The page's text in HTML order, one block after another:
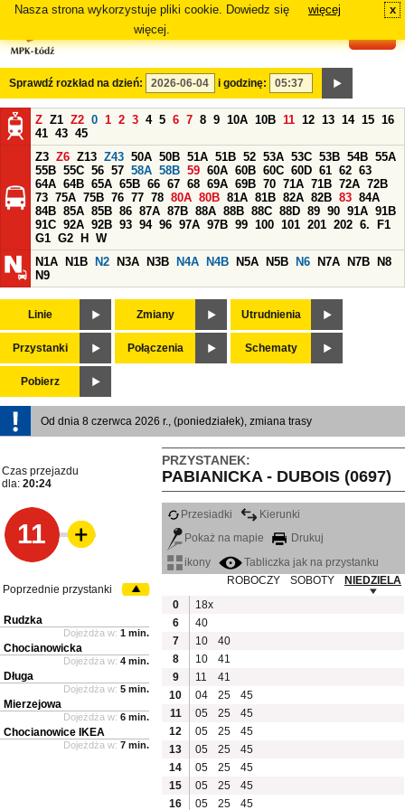
Nasza strona wykorzystuje pliki cookie. Dowiedz się
więcej.
więcej x
Sprawdź rozkład na dzień: i godzinę:
Z Z1 Z2 0 1 2 3 4 5 6 7 8 9 10A 10B 11 12 13 14 15 16
41 43 45
Z3 Z6 Z13 Z43 50A 50B 51A 51B 52 53A 53C 53B 54B 55A
55B 55C 56 57 58A 58B 59 60A 60B 60C 60D 61 62 63
64A 64B 65A 65B 66 67 68 69A 69B 70 71A 71B 72A 72B
73 75A 75B 76 77 78 80A 80B 81A 81B 82A 82B 83 84A
84B 85A 85B 86 87A 87B 88A 88B 88C 88D 89 90 91A 91B
91C 92A 92B 93 94 96 97A 97B 99 100 101 201 202 6.
F1
G1 G2 H
W
N1A
N1B N2 N3A N3B N4A N4B N5A N5B N6 N7A N7B
N8
N9
Linie Zmiany Utrudnienia
Przystanki Połączenia Schematy
Pobierz
Od dnia 8 czerwca 2026 r., (poniedziałek), zmiana trasy
PRZYSTANEK:
PABIANICKA - DUBOIS (0697)
Czas przejazdu
dla: 20:24
11
Przesiadki
Kierunki
Pokaż na mapie
Drukuj
ikony
Tabliczka jak na przystanku
ROBOCZY
SOBOTY
NIEDZIELA
0
18x
6
40
7
10
40
8
10
41
9
11
41
10
04 25
45
11
05 25
45
12
05 25
45
13
05 25
45
14
05 25
45
15
05 25
45
16
05 25 45
Poprzednie przystanki
Rudzka
Dojeżdża w: 1 min.
Chocianowicka
Dojeżdża w: 4 min.
Długa
Dojeżdża w: 5 min.
Mierzejowa
Dojeżdża w: 6 min.
Chocianowice IKEA
Dojeżdża w: 7 min.